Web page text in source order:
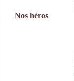
Nos héros